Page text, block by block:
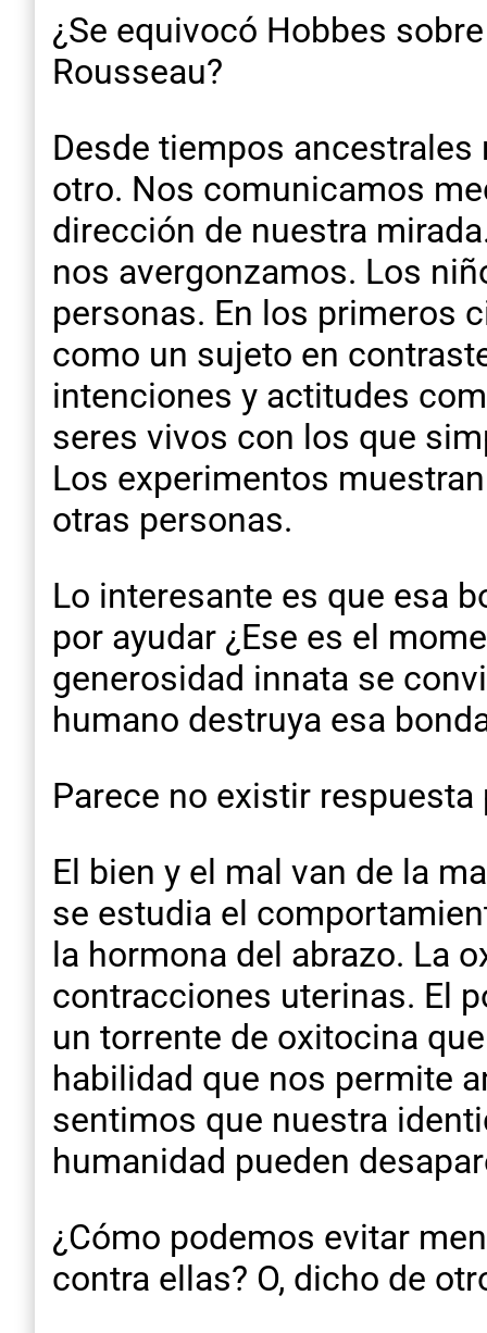
¿Se equivocó Hobbes
Rousseau?
Desde tiempos
otro. Nos comunicamos
dirección de nuestra
nos avergonzamos. Los
personas. En los primeros
como un sujeto en
intenciones y actitudes
seres vivos con los que
Los experimentos
otras personas.
Lo interesante es que esa
por ayudar ¿Ese es el
generosidad innata se
humano destruya esa
Parece no existir respuesta
El bien y el mal van de la
se estudia el
la hormona del abrazo. La
contracciones uterinas. El
un torrente de oxitocina
habilidad que nos permite
sentimos que nuestra
humanidad pueden
¿Cómo podemos evitar
contra ellas? O, dicho de